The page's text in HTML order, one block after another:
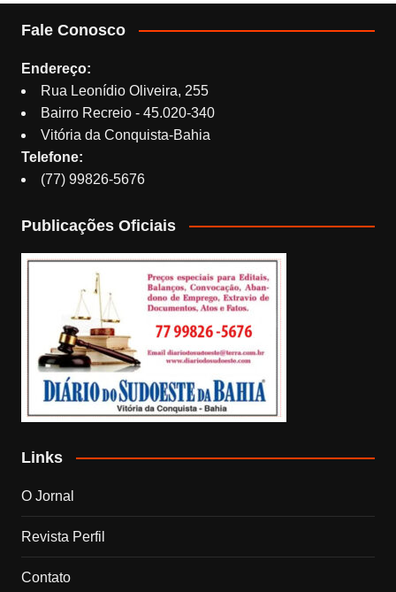
Fale Conosco
Endereço:
Rua Leonídio Oliveira, 255
Bairro Recreio - 45.020-340
Vitória da Conquista-Bahia
Telefone:
(77) 99826-5676
Publicações Oficiais
Links
O Jornal
Revista Perfil
Contato